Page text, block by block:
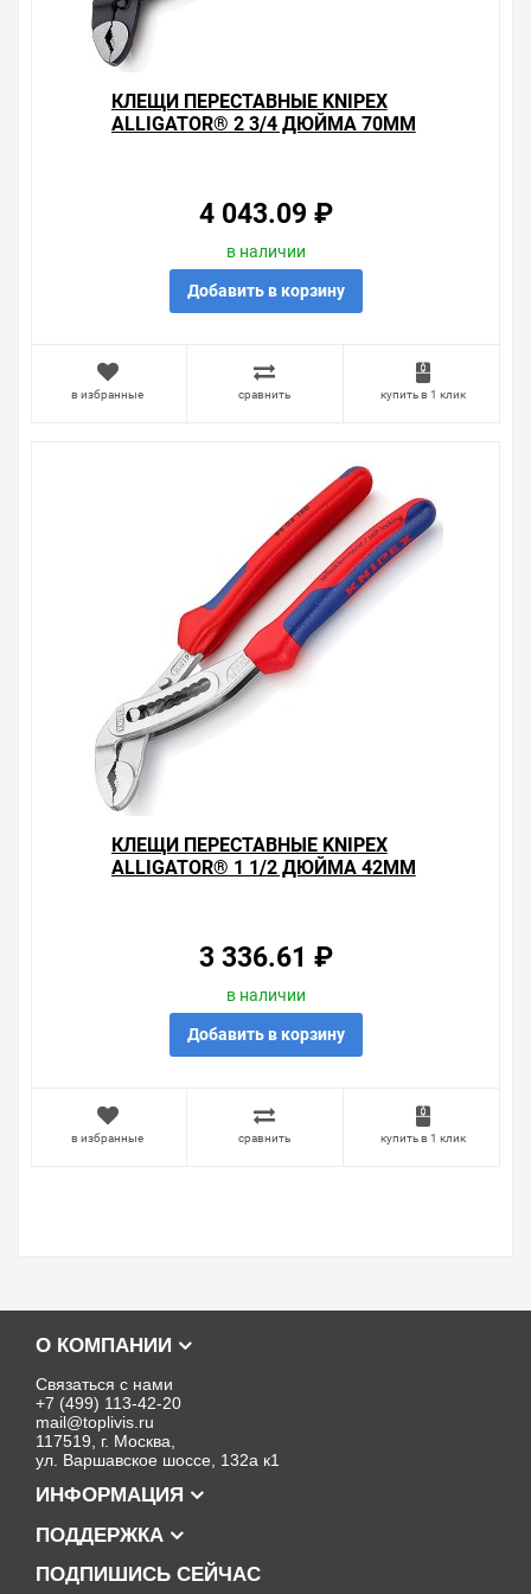
из нашего ассортимента.
Свяжитесь с нами любым способом, который для вас
вопросы.КЛЕЩИ ПЕРЕСТАВНЫЕ KNIPEX
ALLIGATOR® 2 3/4 ДЮЙМА 70ММ
4 043.09 ₽
в наличии
Добавить в корзину
в избранные сравнить купить в 1 клик
КЛЕЩИ ПЕРЕСТАВНЫЕ KNIPEX
ALLIGATOR® 1 1/2 ДЮЙМА 42ММ
3 336.61 ₽
в наличии
Добавить в корзину
в избранные сравнить купить в 1 клик
О КОМПАНИИ
Связаться с нами
+7 (499) 113-42-20
mail@toplivis.ru
117519, г. Москва,
ул. Варшавское шоссе, 132а к1
ИНФОРМАЦИЯ
ПОДДЕРЖКА
ПОДПИШИСЬ СЕЙЧАС